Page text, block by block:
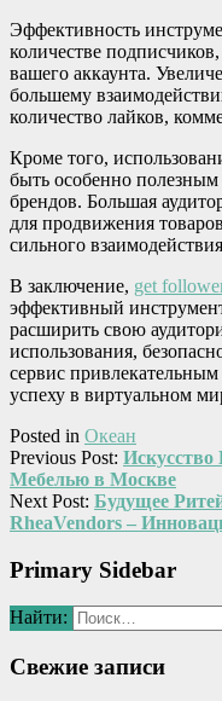
Эффективность
количестве
вашего аккаунта.
большему
количество лайков,
Кроме того,
быть особенно
брендов. Большая
для продвижения
сильного
В заключение, get
эффективный
расширить свою
использования,
сервис
успеху в виртуальном
Posted in Океан
Previous Post:
Мебелью в Москве
Next Post: Будущее
RheaVendors –
Primary Sidebar
Найти:
Свежие записи